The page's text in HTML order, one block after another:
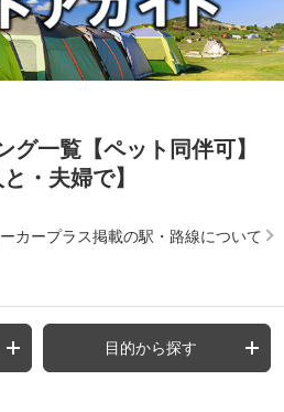
グ一覧【ペット同伴可】
と・夫婦で】
カープラス掲載の駅・路線について
目的から探す